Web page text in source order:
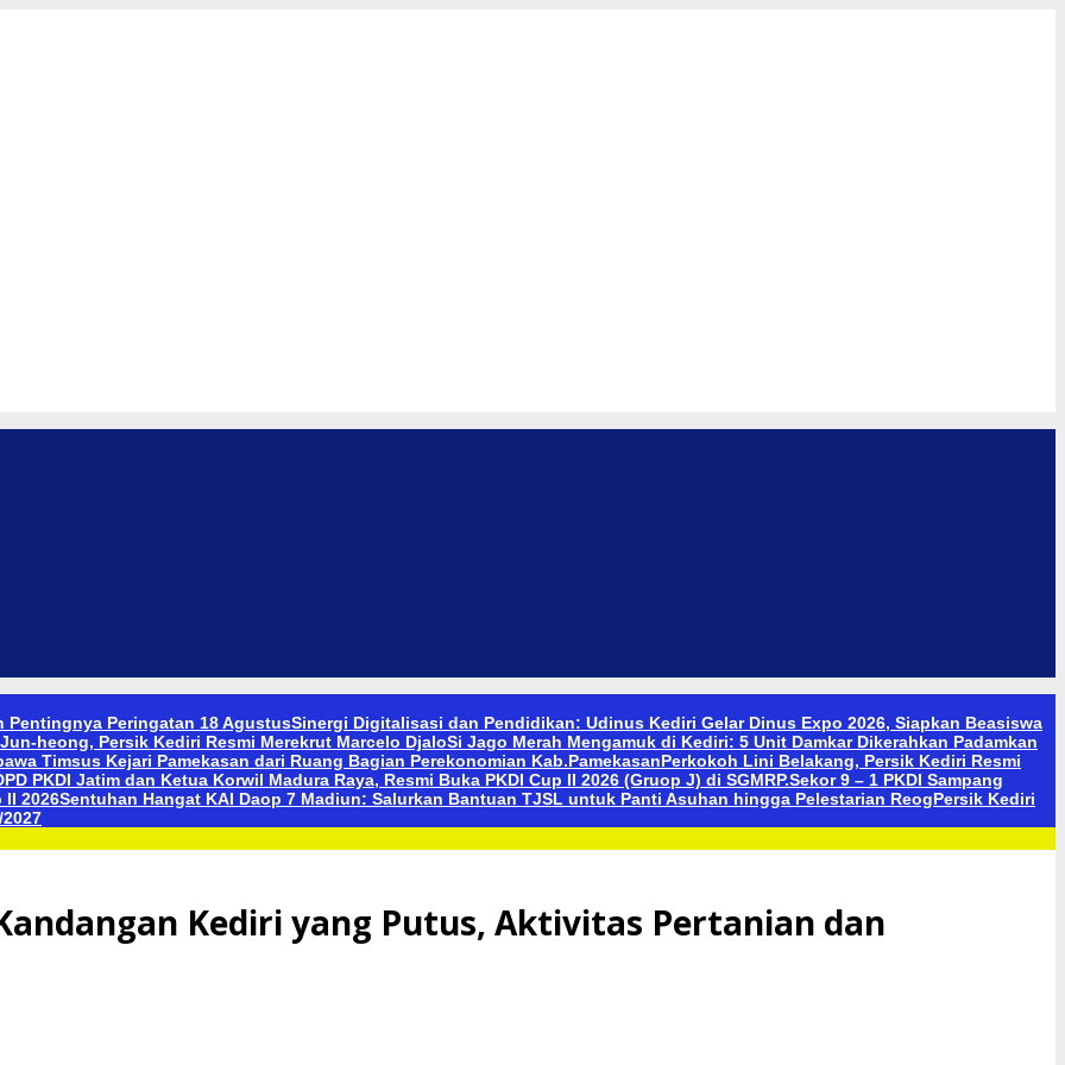
Pentingnya Peringatan 18 AgustusSinergi Digitalisasi dan Pendidikan: Udinus Kediri Gelar Dinus Expo 2026, Siapkan Beasiswa
heong, Persik Kediri Resmi Merekrut Marcelo DjaloSi Jago Merah Mengamuk di Kediri: 5 Unit Damkar Dikerahkan Padamkan
Timsus Kejari Pamekasan dari Ruang Bagian Perekonomian Kab.PamekasanPerkokoh Lini Belakang, Persik Kediri Resmi
PKDI Jatim dan Ketua Korwil Madura Raya, Resmi Buka PKDI Cup II 2026 (Gruop J) di SGMRP.Sekor 9 – 1 PKDI Sampang
II 2026Sentuhan Hangat KAI Daop 7 Madiun: Salurkan Bantuan TJSL untuk Panti Asuhan hingga Pelestarian ReogPersik Kediri
Kediri yang Putus, Aktivitas Pertanian dan